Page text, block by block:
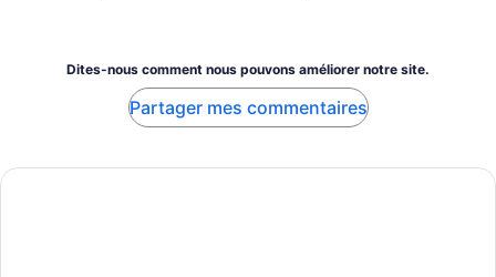
Dites-nous comment nous pouvons améliorer notre site.
Partager mes commentaires